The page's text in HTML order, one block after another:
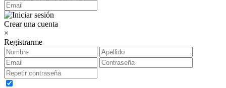
Crear una cuenta
×
Registrarme